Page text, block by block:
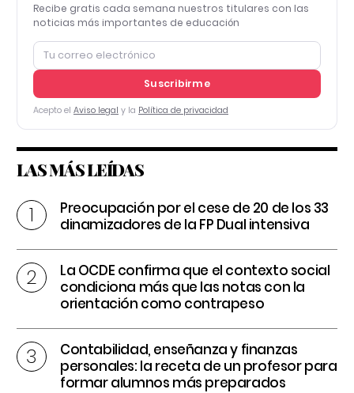
Recibe gratis cada semana nuestros titulares con las
noticias más importantes de educación
Suscribirme
Acepto el Aviso legal y la Política de privacidad
LAS MÁS LEÍDAS
Preocupación por el cese de 20 de los 33
dinamizadores de la FP Dual intensiva
La OCDE confirma que el contexto social
condiciona más que las notas con la
orientación como contrapeso
Contabilidad, enseñanza y finanzas
personales: la receta de un profesor para
formar alumnos más preparados